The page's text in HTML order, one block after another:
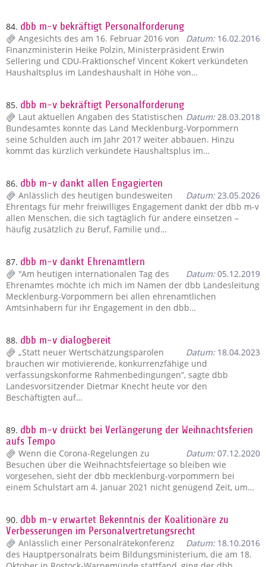
84. dbb m-v bekräftigt Personalforderung
Datum:16.02.2016
Angesichts des am 16. Februar 2016 von
Finanzministerin Heike Polzin, Ministerpräsident Erwin
Sellering und CDU-Fraktionschef Vincent Kokert verkündeten
Haushaltsplus im Landeshaushalt in Höhe von…
85. dbb m-v bekräftigt Personalforderung
Datum:28.03.2018
Laut aktuellen Angaben des Statistischen
Bundesamtes konnte das Land Mecklenburg-Vorpommern
seine Schulden auch im Jahr 2017 weiter abbauen. Hinzu
kommt das kürzlich verkündete Haushaltsplus im…
86. dbb m-v dankt allen Engagierten
Datum:23.05.2026
Anlässlich des heutigen bundesweiten
Ehrentags für mehr freiwilliges Engagement dankt der dbb m-v
allen Menschen, die sich tagtäglich für andere einsetzen –
häufig zusätzlich zu Beruf, Familie und…
87. dbb m-v dankt Ehrenamtlern
Datum:05.12.2019
"Am heutigen internationalen Tag des
Ehrenamtes möchte ich mich im Namen der dbb Landesleitung
Mecklenburg-Vorpommern bei allen ehrenamtlichen
Amtsinhabern für ihr Engagement in den dbb…
88. dbb m-v dialogbereit
Datum:18.04.2023
„Statt neuer Wertschätzungsparolen
brauchen wir motivierende, konkurrenzfähige und
verfassungskonforme Rahmenbedingungen“, sagte dbb
Landesvorsitzender Dietmar Knecht heute vor den
Beschäftigten auf…
89. dbb m-v drückt bei Verlängerung der Weihnachtsferien
aufs Tempo
Datum:07.12.2020
Wenn die Corona-Regelungen zu
Besuchen über die Weihnachtsfeiertage so bleiben wie
vorgesehen, sieht der dbb mecklenburg-vorpommern bei
einem Schulstart am 4. Januar 2021 nicht genügend Zeit, um…
90. dbb m-v erwartet Bekenntnis der Koalitionäre zu
Verbesserungen im Personalvertretungsrecht
Datum:18.10.2016
Anlässlich einer Personalrätekonferenz
des Hauptpersonalrats beim Bildungsministerium, die am 18.